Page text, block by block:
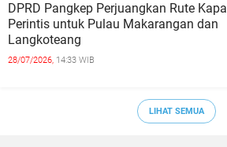
DPRD Pangkep Perjuangkan Rute Kapal
Perintis untuk Pulau Makarangan dan
Langkoteang
28/07/2026, 14:33 WIB
LIHAT SEMUA